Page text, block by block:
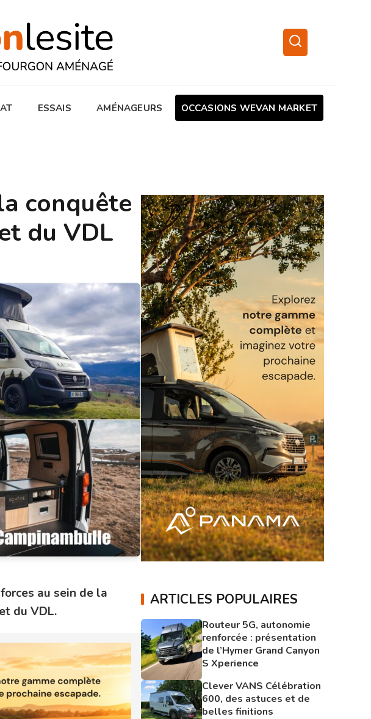
ESSAIS AMÉNAGEURS OCCASIONS WEVAN MARKET
conquête
du VDL
au sein de la
du VDL.
ARTICLES POPULAIRES
Routeur 5G, autonomie
renforcée : présentation
de l’Hymer Grand Canyon
S Xperience
Clever VANS Célébration
600, des astuces et de
belles finitions